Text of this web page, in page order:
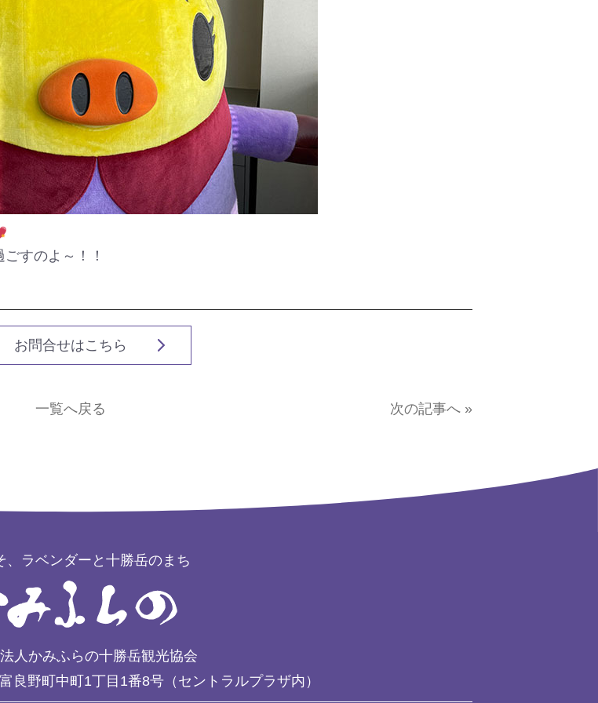
すのよ～！！
お問合せはこちら
一覧へ戻る 次の記事へ »
、ラベンダーと十勝岳のまち
人かみふらの十勝岳観光協会
良野町中町1丁目1番8号（セントラルプラザ内）